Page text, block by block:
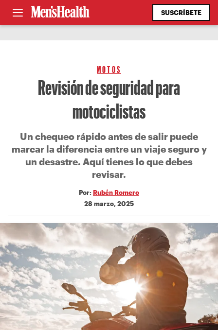
SUSCRÍBETE
MOTOS
Revisión de seguridad para
motociclistas
Un chequeo rápido antes de salir puede
marcar la diferencia entre un viaje seguro y
un desastre. Aquí tienes lo que debes
revisar.
Por: Rubén Romero
28 marzo, 2025